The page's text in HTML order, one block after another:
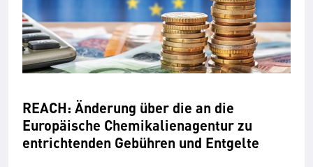
REACH: Änderung über die an die
Europäische Chemikalienagentur zu
entrichtenden Gebühren und Entgelte